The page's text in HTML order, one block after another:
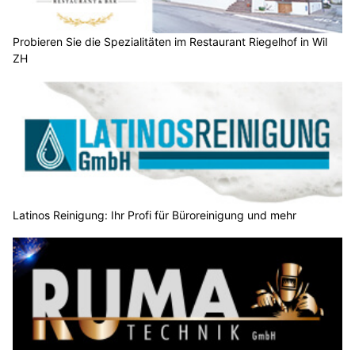
Probieren Sie die Spezialitäten im Restaurant Riegelhof in Wil
ZH
Latinos Reinigung: Ihr Profi für Büroreinigung und mehr